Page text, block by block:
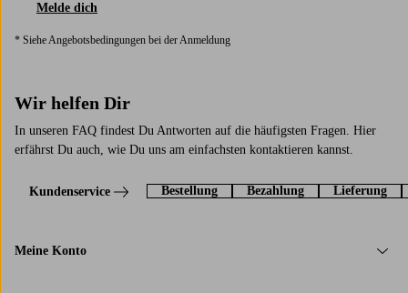
Melde dich
* Siehe Angebotsbedingungen bei der Anmeldung
Wir helfen Dir
In unseren FAQ findest Du Antworten auf die häufigsten Fragen. Hier
erfährst Du auch, wie Du uns am einfachsten kontaktieren kannst.
Kundenservice Bestellung Bezahlung Lieferung
Meine Konto